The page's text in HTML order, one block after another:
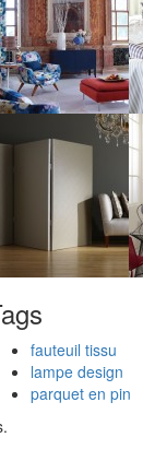
fauteuil tissu
lampe design
parquet en pin